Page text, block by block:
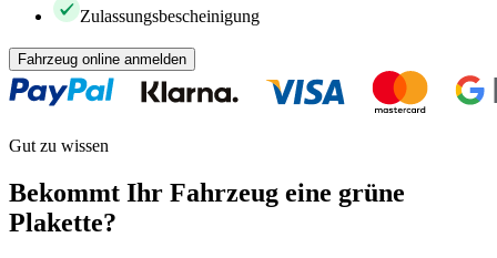
Zulassungsbescheinigung
Fahrzeug online anmelden
Gut zu wissen
Bekommt Ihr Fahrzeug eine grüne
Plakette?